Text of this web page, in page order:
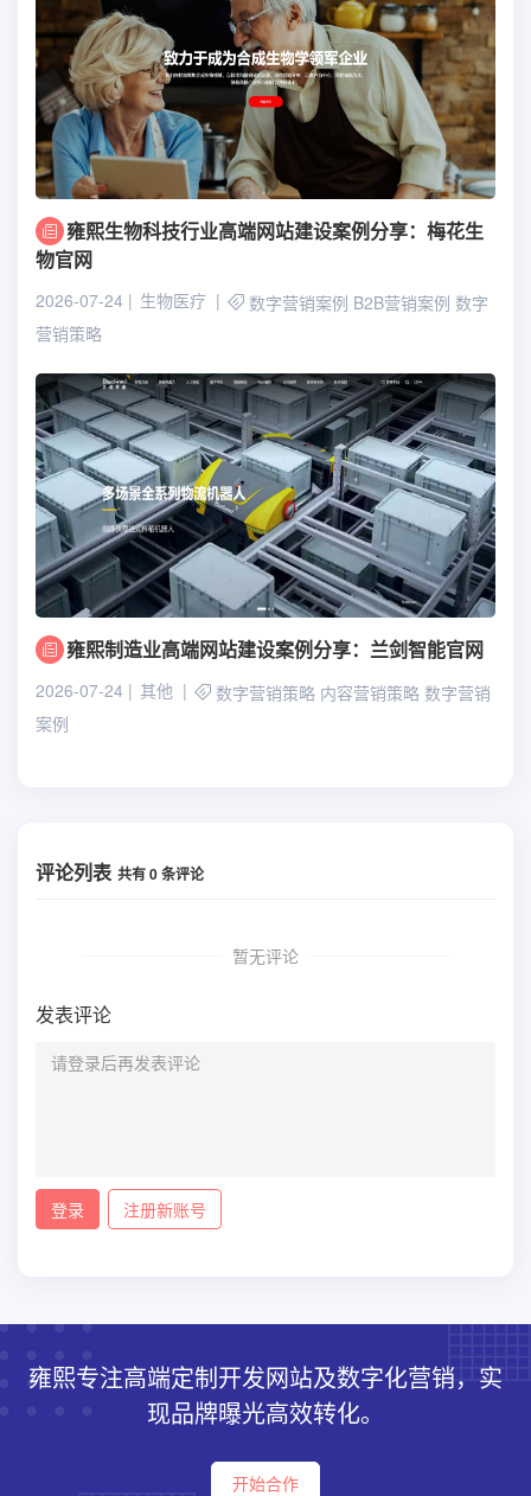
雍熙生物科技行业高端网站建设案例分享：梅花生
物官网
2026-07-24 生物医疗 数字营销案例 B2B营销案例 数字
营销策略
雍熙制造业高端网站建设案例分享：兰剑智能官网
2026-07-24 其他 数字营销策略 内容营销策略 数字营销
案例
评论列表 共有0条评论
暂无评论
发表评论
登录 注册新账号
雍熙专注高端定制开发网站及数字化营销，实
现品牌曝光高效转化。
开始合作